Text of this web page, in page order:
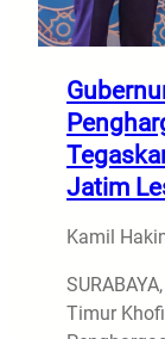
Jatim
Kamil
Timur